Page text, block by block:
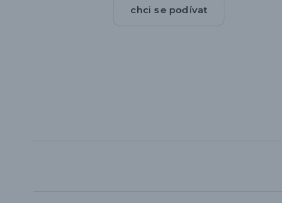
chci se podívat